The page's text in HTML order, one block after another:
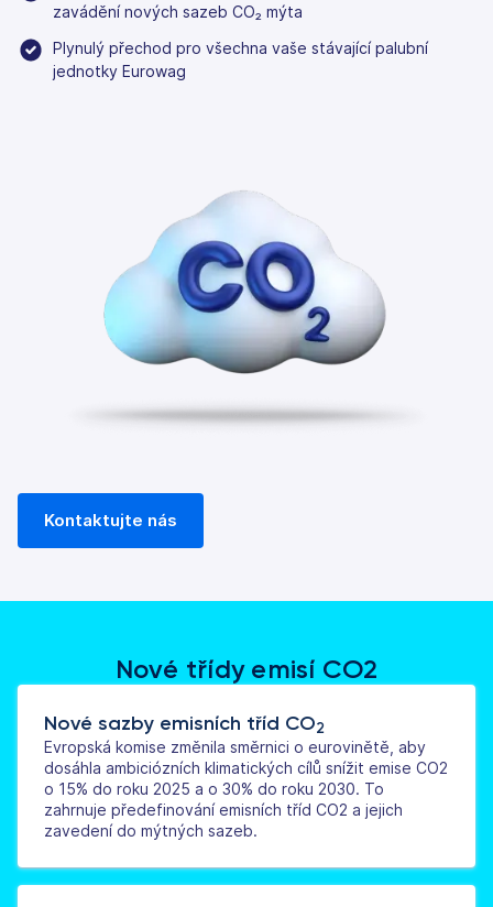
zavádění nových sazeb CO₂ mýta
Plynulý přechod pro všechna vaše stávající palubní
jednotky Eurowag
Kontaktujte nás
Nové třídy emisí CO2
Nové sazby emisních tříd CO2
Evropská komise změnila směrnici o eurovinětě, aby
dosáhla ambiciózních klimatických cílů snížit emise CO2
o 15% do roku 2025 a o 30% do roku 2030. To
zahrnuje předefinování emisních tříd CO2 a jejich
zavedení do mýtných sazeb.